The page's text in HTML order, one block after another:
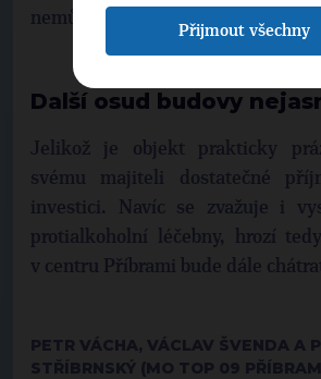
nemůže s nemovitostí nakládat.
Další osud budovy
Jelikož je objekt prakticky
svému majiteli dostatečné
investici. Navíc se zvažuje i
protialkoholní léčebny, hrozí
v centru Příbrami bude dále
PETR VÁCHA, VÁCLAV ŠVENDA A
STŘÍBRNSKÝ (MO TOP 09
Přijmout všechny